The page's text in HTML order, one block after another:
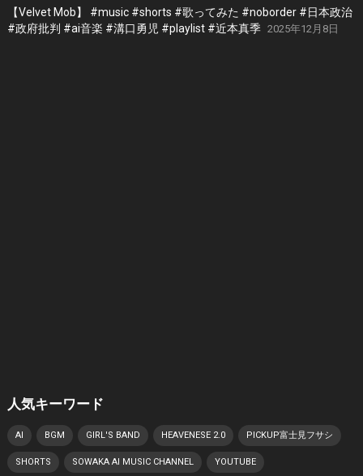
【Velvet Mob】 #music #shorts #歌ってみた #noborder #日本政治
#政府批判 #ai音楽 #溝口勇児 #playlist #近本真季 2025年12月8日
人気キーワード
AI BGM GIRL'S BAND HEAVENESE 2.0 PICKUP富士見フサシ
SHORTS SOWAKA AI MUSIC CHANNEL YOUTUBE